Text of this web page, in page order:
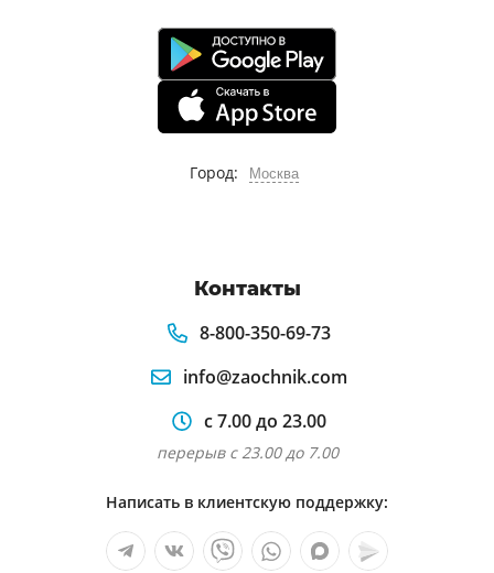
Город: Москва
Контакты
8-800-350-69-73
info@zaochnik.com
с 7.00 до 23.00
перерыв с 23.00 до 7.00
Написать в клиентскую поддержку: